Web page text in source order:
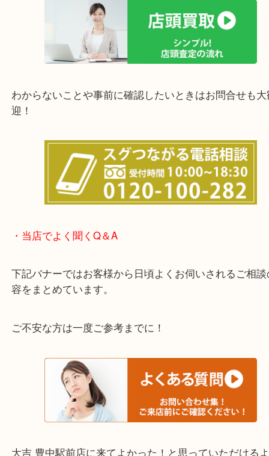
上記の他にもお伺いしますのでご相談ください。
他にも店頭査定も大歓迎！！
わからないことや事前に確認したいときはお問合せ
迎！